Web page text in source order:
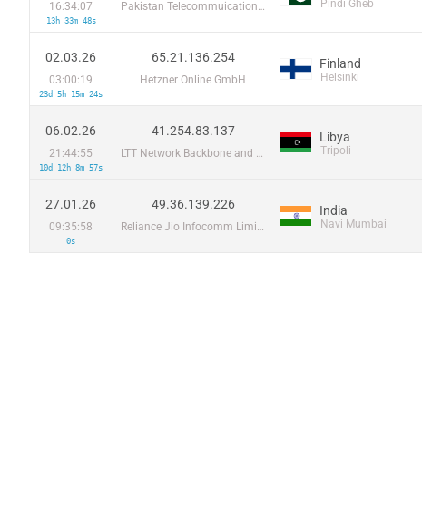
16:34:07
13h 33m 48s
Pakistan Telecommuication company limited Pindi Gheb
02.03.26
03:00:19
23d 5h 15m 24s
65.21.136.254
Hetzner Online GmbH
Finland
Helsinki
06.02.26
21:44:55
10d 12h 8m 57s
41.254.83.137
LTT Network Backbone and POPs
Libya
Tripoli
27.01.26
09:35:58
0s
49.36.139.226
Reliance Jio Infocomm Limited
India
Navi Mumbai